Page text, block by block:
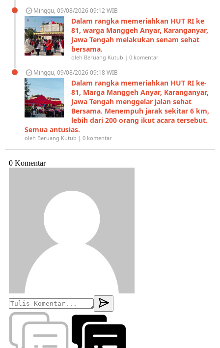
Minggu, 09/08/2026 09:12 WIB
Dalam rangka memeriahkan HUT RI ke
81, warga Manggeh Anyar, Karanganyar,
Jawa Tengah melakukan senam sehat
bersama.
oleh Beruang Kutub | 0 komentar
Minggu, 09/08/2026 09:18 WIB
Dalam rangka memeriahkan HUT RI ke-
81, Marga Manggeh Anyar, Karanganyar,
Jawa Tengah menggelar jalan sehat
Bersama. Menempuh jarak sekitar 6 km,
lebih dari 200 orang ikut acara tersebut.
Semua antusias.
oleh Beruang Kutub | 0 komentar